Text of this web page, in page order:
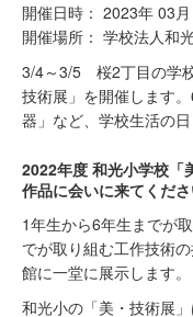
開催日時： 2023年 03
開催場所： 学校法人和
3/4～3/5 桜2丁目の学
技術展」を開催します
器」など、学校生活の
2022年度 和光小学校
作品に会いに来てくだ
1年生から6年生までが
でが取り組む工作技術
館に一堂に展示します。
和光小の「美・技術展